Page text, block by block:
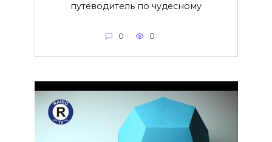
путеводитель по чудесному
0 0